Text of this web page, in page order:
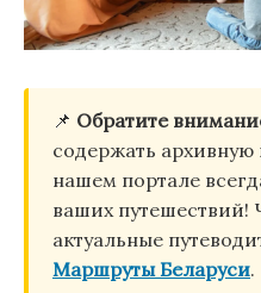
📌 Обратите
содержать
нашем портале
ваших путешествий!
актуальные
Маршруты Беларуси.